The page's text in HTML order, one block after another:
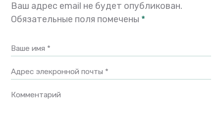
Ваш адрес email не будет опубликован.
Обязательные поля помечены *
Ваше имя *
Адрес элекронной почты *
Комментарий